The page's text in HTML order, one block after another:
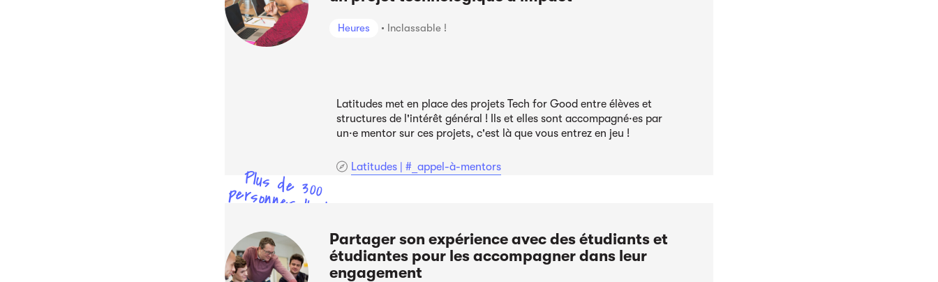
Heures Inclassable !
Latitudes met en place des projets Tech for Good entre élèves et
structures de l'intérêt général ! Ils et elles sont accompagné·es par
un·e mentor sur ces projets, c'est là que vous entrez en jeu !
Latitudes | #_appel-à-mentors
Plus de 300
personnes l'ont
Partager son expérience avec des étudiants et
étudiantes pour les accompagner dans leur
engagement